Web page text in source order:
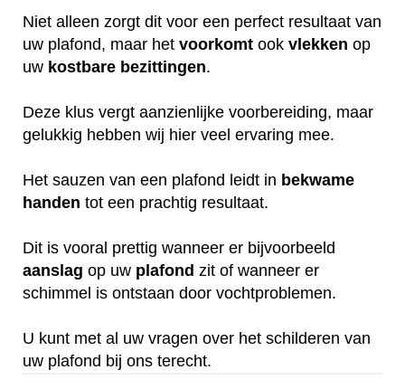
Niet alleen zorgt dit voor een perfect resultaat van
uw plafond, maar het voorkomt ook vlekken op
uw kostbare bezittingen.
Deze klus vergt aanzienlijke voorbereiding, maar
gelukkig hebben wij hier veel ervaring mee.
Het sauzen van een plafond leidt in bekwame
handen tot een prachtig resultaat.
Dit is vooral prettig wanneer er bijvoorbeeld
aanslag op uw plafond zit of wanneer er
schimmel is ontstaan door vochtproblemen.
U kunt met al uw vragen over het schilderen van
uw plafond bij ons terecht.